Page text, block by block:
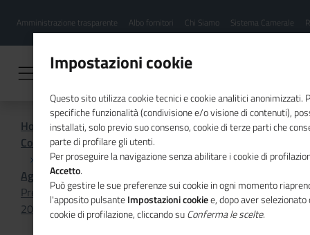
contenuto
Menu
hamburgher
Amministrazione trasparente Albo fornitori Chi Siamo Sistema Camerale
Home
Comunicazione istituzionale per il sistema camerale
Agenda
Presentazione del progetto del Padiglione Italia all'Expo
2025 di Osaka
Impostazioni cookie
Questo sito utilizza cookie tecnici e cookie analitici anonimizzati.
specifiche funzionalità (condivisione e/o visione di contenuti),
installati, solo previo suo consenso, cookie di terze parti che
parte di profilare gli utenti.
Per proseguire la navigazione senza abilitare i cookie di
Accetto.
Può gestire le sue preferenze sui cookie in ogni momento
l'apposito pulsanteImpostazioni cookiee, dopo aver
cookie di profilazione, cliccando suConferma le scelte.